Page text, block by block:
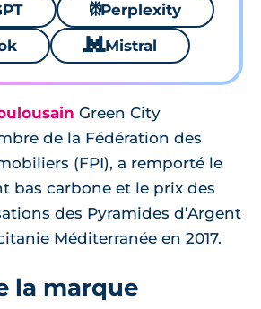
⚙Perplexity
🐱 Mistral
Green City
de la Fédération des
(FPI), a remporté le
bas carbone et le prix des
des Pyramides d’Argent
Méditerranée en 2017.
la marque